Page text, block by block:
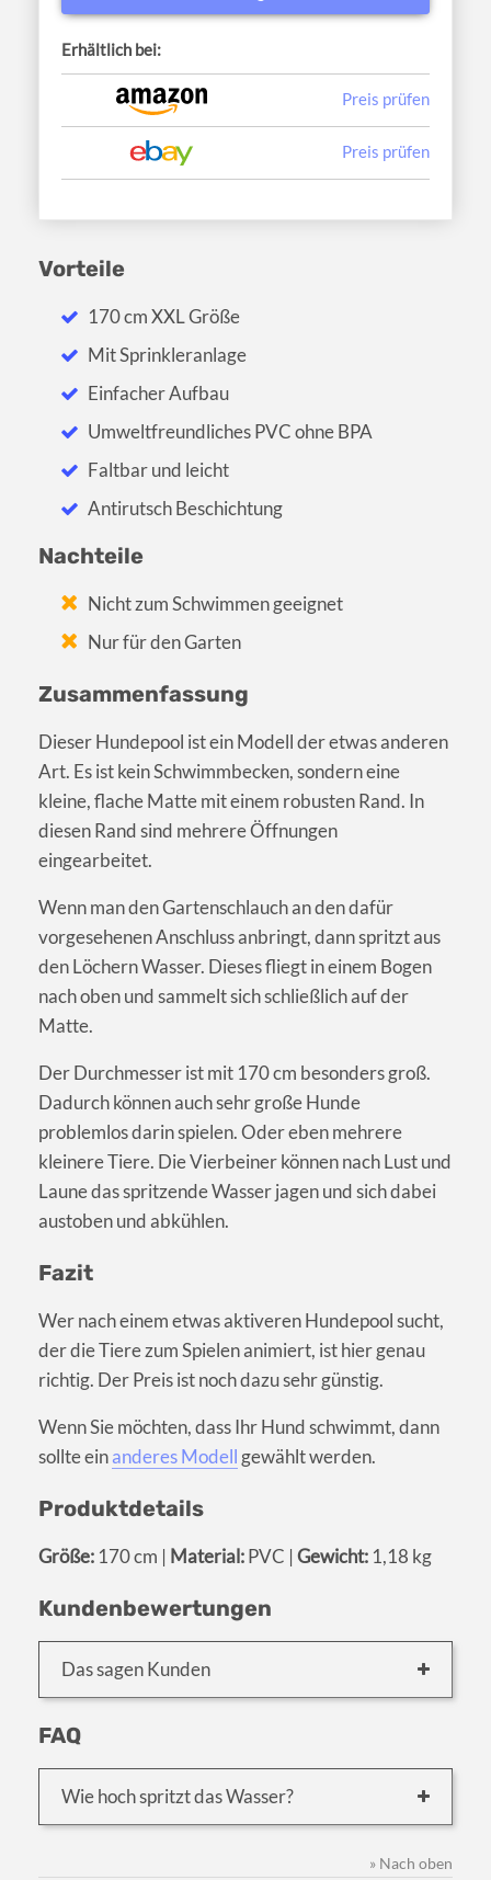
Erhältlich bei:
Preis prüfen
Preis prüfen
Vorteile
170 cm XXL Größe
Mit Sprinkleranlage
Einfacher Aufbau
Umweltfreundliches PVC ohne BPA
Faltbar und leicht
Antirutsch Beschichtung
Nachteile
Nicht zum Schwimmen geeignet
Nur für den Garten
Zusammenfassung
Dieser Hundepool ist ein Modell der etwas anderen
Art. Es ist kein Schwimmbecken, sondern eine
kleine, flache Matte mit einem robusten Rand. In
diesen Rand sind mehrere Öffnungen
eingearbeitet.
Wenn man den Gartenschlauch an den dafür
vorgesehenen Anschluss anbringt, dann spritzt aus
den Löchern Wasser. Dieses fliegt in einem Bogen
nach oben und sammelt sich schließlich auf der
Matte.
Der Durchmesser ist mit 170 cm besonders groß.
Dadurch können auch sehr große Hunde
problemlos darin spielen. Oder eben mehrere
kleinere Tiere. Die Vierbeiner können nach Lust und
Laune das spritzende Wasser jagen und sich dabei
austoben und abkühlen.
Fazit
Wer nach einem etwas aktiveren Hundepool sucht,
der die Tiere zum Spielen animiert, ist hier genau
richtig. Der Preis ist noch dazu sehr günstig.
Wenn Sie möchten, dass Ihr Hund schwimmt, dann
sollte einanderes Modell gewählt werden.
Produktdetails
Größe: 170 cm | Material:PVC | Gewicht: 1,18 kg
Kundenbewertungen
Das sagen Kunden
FAQ
Wie hoch spritzt das Wasser?
» Nach oben